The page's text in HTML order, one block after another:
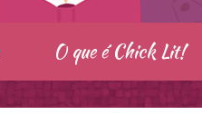
O que é Chick Lit!